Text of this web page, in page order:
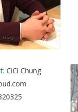
CiCi Chung